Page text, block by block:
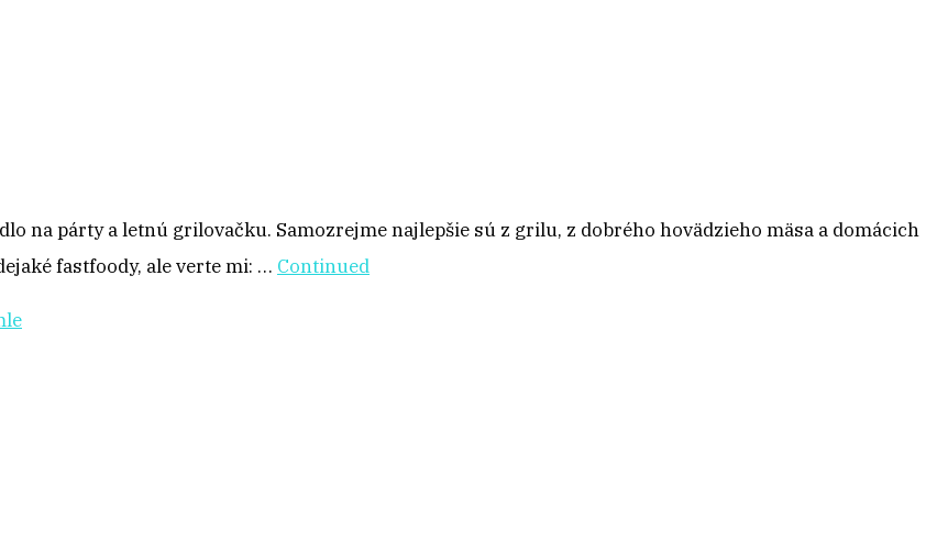
na párty a letnú grilovačku. Samozrejme najlepšie sú z grilu, z dobrého hovädzieho mäsa a domácich
fastfoody, ale verte mi: … Continued